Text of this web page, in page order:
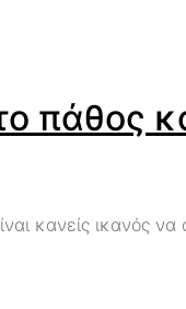
πάθος
κανείς ικανός